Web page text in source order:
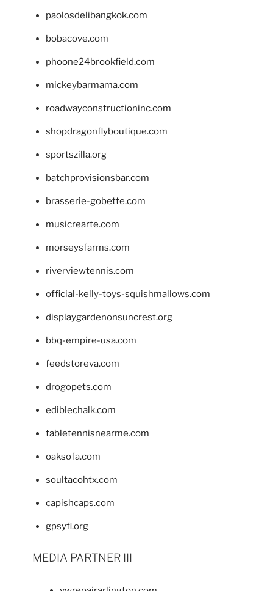
paolosdelibangkok.com
bobacove.com
phoone24brookfield.com
mickeybarmama.com
roadwayconstructioninc.com
shopdragonflyboutique.com
sportszilla.org
batchprovisionsbar.com
brasserie-gobette.com
musicrearte.com
morseysfarms.com
riverviewtennis.com
official-kelly-toys-squishmallows.com
displaygardenonsuncrest.org
bbq-empire-usa.com
feedstoreva.com
drogopets.com
ediblechalk.com
tabletennisnearme.com
oaksofa.com
soultacohtx.com
capishcaps.com
gpsyfl.org
MEDIA PARTNER III